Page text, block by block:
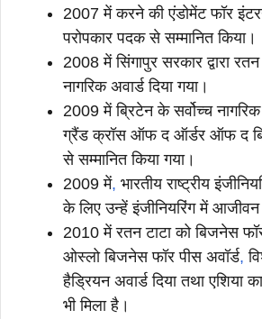
2007 में करने की एंडोमेंट फॉर
परोपकार पदक से सम्मानित किया।
2008 में सिंगापुर सरकार द्वारा
नागरिक अवार्ड दिया गया।
2009 में ब्रिटेन के सर्वोच्च
ग्रैंड क्रॉस ऑफ द ऑर्डर ऑफ द
से सम्मानित किया गया।
2009 में, भारतीय राष्ट्रीय
के लिए उन्हें इंजीनियरिंग में आजीवन
2010 में रतन टाटा को बिजनेस
ओस्लो बिजनेस फॉर पीस अवॉर्ड,
हैड्रियन अवार्ड दिया तथा एशिया
भी मिला है।